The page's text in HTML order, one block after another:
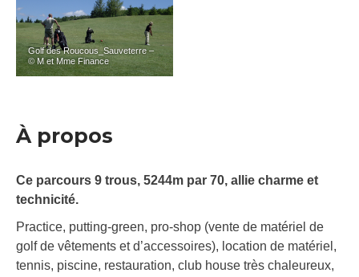
Golf des Roucous_Sauveterre –
© M et Mme Finance
À propos
Ce parcours 9 trous, 5244m par 70, allie charme et
technicité.
Practice, putting-green, pro-shop (vente de matériel de
golf de vêtements et d’accessoires), location de matériel,
tennis, piscine, restauration, club house très chaleureux,